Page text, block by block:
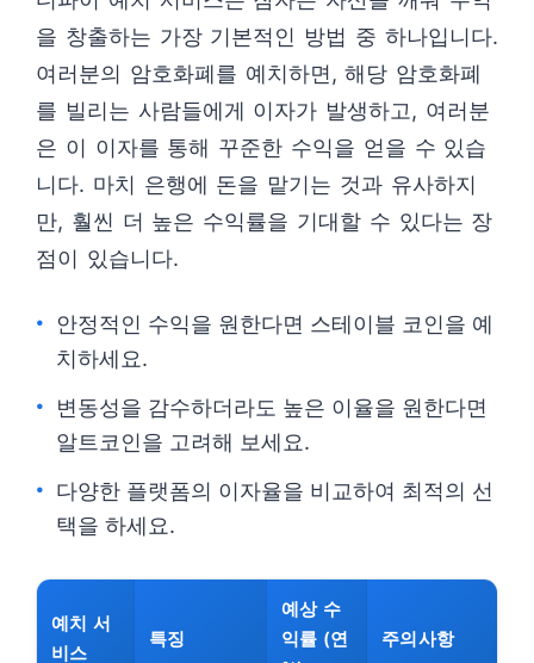
을 창출하는 가장 기본적인 방법 중 하나입니다.
여러분의 암호화폐를 예치하면, 해당 암호화폐
를 빌리는 사람들에게 이자가 발생하고, 여러분
은 이 이자를 통해 꾸준한 수익을 얻을 수 있습
니다. 마치 은행에 돈을 맡기는 것과 유사하지
만, 훨씬 더 높은 수익률을 기대할 수 있다는 장
점이 있습니다.
안정적인 수익을 원한다면 스테이블 코인을 예
치하세요.
변동성을 감수하더라도 높은 이율을 원한다면
알트코인을 고려해 보세요.
다양한 플랫폼의 이자율을 비교하여 최적의 선
택을 하세요.
예치 서
비스
특징
예상 수
익률 (연
주의사항